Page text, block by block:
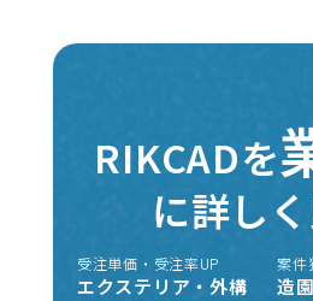
RIKCADを
に詳し
受注単価・受注率UP
エクステリア・外構
案件
造